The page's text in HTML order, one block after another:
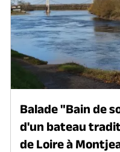
Balade "Bain de
d'un bateau
de Loire à